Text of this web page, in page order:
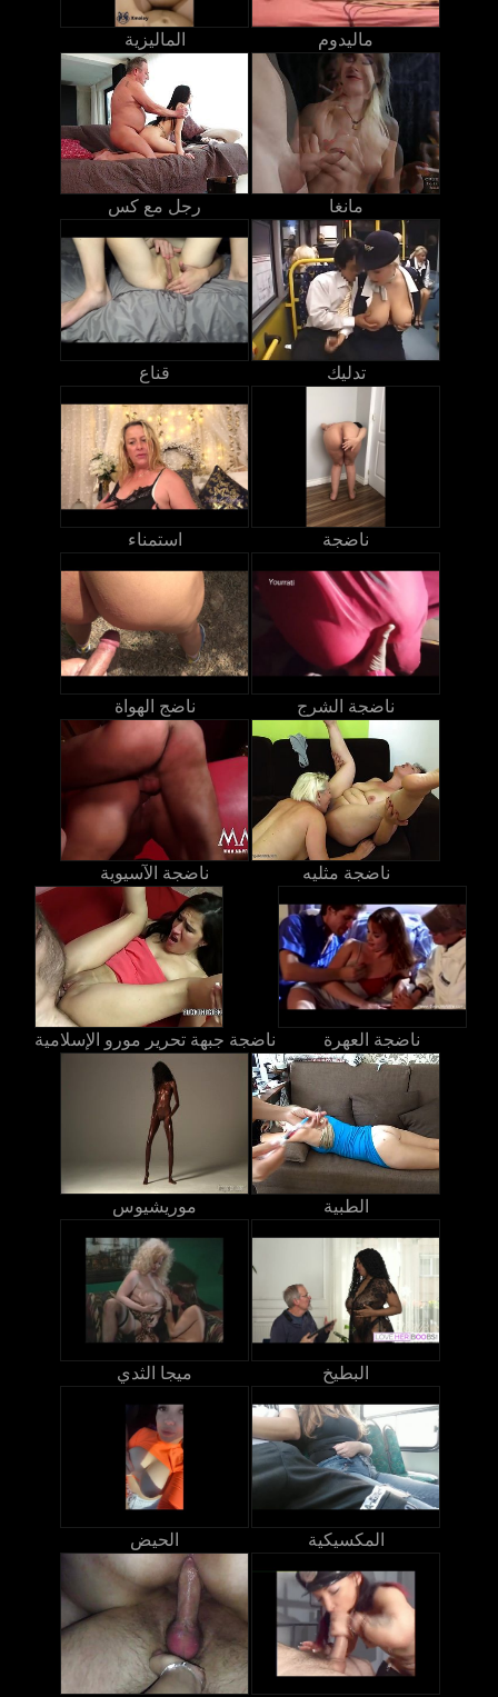
الماليزية ماليدوم
رجل مع كس مانغا
قناع تدليك
استمناء ناضجة
ناضج الهواة ناضجة الشرج
ناضجة الآسيوية ناضجة مثليه
ناضجة جبهة تحرير مورو الإسلامية ناضجة العهرة
موريشيوس الطبية
ميجا الثدي البطيخ
الحيض المكسيكية